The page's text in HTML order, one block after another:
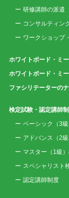
研修講師の派遣
コンサルティン
ワークショップ
ホワイトボード・ミ
ホワイトボード・ミ
ファシリテーターの
検定試験・認定講師
ベーシック（3
アドバンス（2
マスター（1級
スペシャリスト
認定講師制度